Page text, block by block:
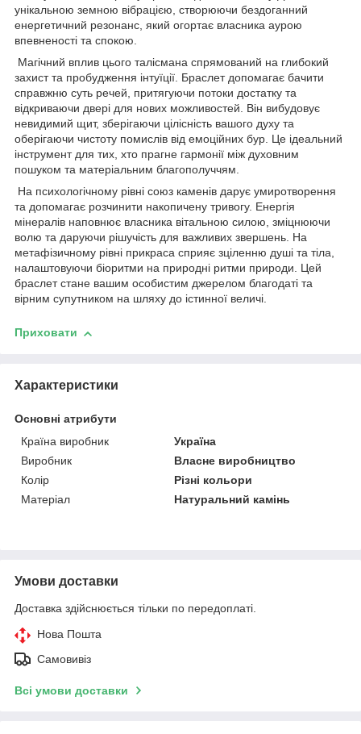
унікальною земною вібрацією, створюючи бездоганний
енергетичний резонанс, який огортає власника аурою
впевненості та спокою.
Магічний вплив цього талісмана спрямований на глибокий
захист та пробудження інтуїції. Браслет допомагає бачити
справжню суть речей, притягуючи потоки достатку та
відкриваючи двері для нових можливостей. Він вибудовує
невидимий щит, зберігаючи цілісність вашого духу та
оберігаючи чистоту помислів від емоційних бур. Це ідеальний
інструмент для тих, хто прагне гармонії між духовним
пошуком та матеріальним благополуччям.
На психологічному рівні союз каменів дарує умиротворення
та допомагає розчинити накопичену тривогу. Енергія
мінералів наповнює власника вітальною силою, зміцнюючи
волю та даруючи рішучість для важливих звершень. На
метафізичному рівні прикраса сприяє зціленню душі та тіла,
налаштовуючи біоритми на природні ритми природи. Цей
браслет стане вашим особистим джерелом благодаті та
вірним супутником на шляху до істинної величі.
Приховати
Характеристики
Основні атрибути
Країна виробник
Україна
Виробник
Власне виробництво
Колір
Різні кольори
Матеріал
Натуральний камінь
Умови доставки
Доставка здійснюється тільки по передоплаті.
Нова Пошта
Самовивіз
Всі умови доставки